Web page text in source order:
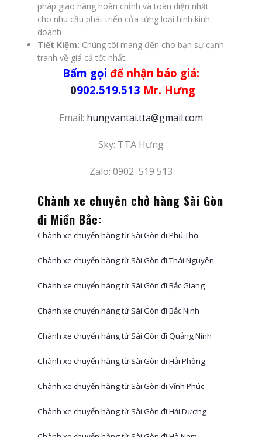
pháp giao hàng hoàn chỉnh và toàn diện nhất
cho nhu cầu phát triển của từng loại hình kinh
doanh
Tiết Kiệm: Chúng tôi mang đến cho bạn sự cạnh
tranh về giá cả tốt nhất.
Bấm gọi để nhận báo giá:
0902.519.513 Mr. Hưng
Email: hungvantai.tta@gmail.com
Sky: TTA Hưng
Zalo: 0902 519 513
Chành xe chuyên chở hàng Sài Gòn
đi Miền Bắc:
Chành xe chuyển hàng từ Sài Gòn đi Phú Thọ
Chành xe chuyển hàng từ Sài Gòn đi Thái Nguyên
Chành xe chuyển hàng từ Sài Gòn đi Bắc Giang
Chành xe chuyển hàng từ Sài Gòn đi Bắc Ninh
Chành xe chuyển hàng từ Sài Gòn đi Quảng Ninh
Chành xe chuyển hàng từ Sài Gòn đi Hải Phòng
Chành xe chuyển hàng từ Sài Gòn đi Vĩnh Phúc
Chành xe chuyển hàng từ Sài Gòn đi Hải Dương